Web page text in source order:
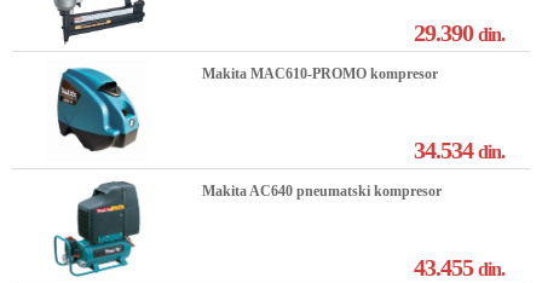
29.390din.
Makita MAC610-PROMO kompresor
34.534din.
Makita AC640 pneumatski kompresor
43.455din.